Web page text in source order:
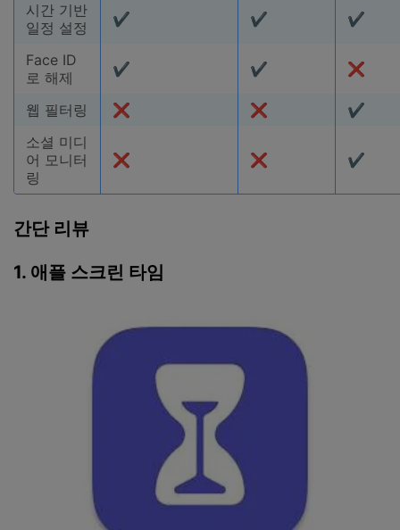
시간 기반
일정 설정
✔ ✔ ✔
Face ID
로 해제
✔ ✔ ❌
웹 필터링 ❌ ❌
✔
소셜 미디
어 모니터
링
❌ ❌ ✔
간단 리뷰
1. 애플 스크린 타임